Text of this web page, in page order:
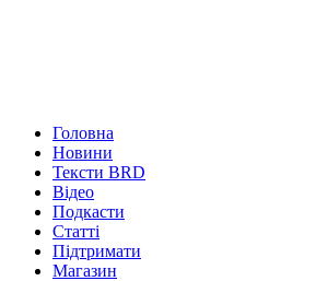
Головна
Новини
Тексти BRD
Відео
Подкасти
Статті
Підтримати
Магазин